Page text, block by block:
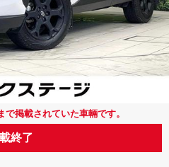
掲載されていた車輛です。
終了